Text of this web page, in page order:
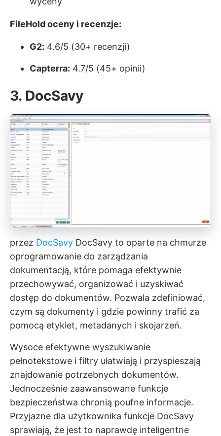
FileHold oceny i recenzje:
G2: 4.6/5 (30+ recenzji)
Capterra: 4.7/5 (45+ opinii)
3. DocSavy
przez DocSavy DocSavy to oparte na chmurze
oprogramowanie do zarządzania
dokumentacją, które pomaga efektywnie
przechowywać, organizować i uzyskiwać
dostęp do dokumentów. Pozwala zdefiniować,
czym są dokumenty i gdzie powinny trafić za
pomocą etykiet, metadanych i skojarzeń.
Wysoce efektywne wyszukiwanie
pełnotekstowe i filtry ułatwiają i przyspieszają
znajdowanie potrzebnych dokumentów.
Jednocześnie zaawansowane funkcje
bezpieczeństwa chronią poufne informacje.
Przyjazne dla użytkownika funkcje DocSavy
sprawiają, że jest to naprawdę inteligentne